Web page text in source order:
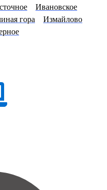
Ивановское
гора
Измайлово